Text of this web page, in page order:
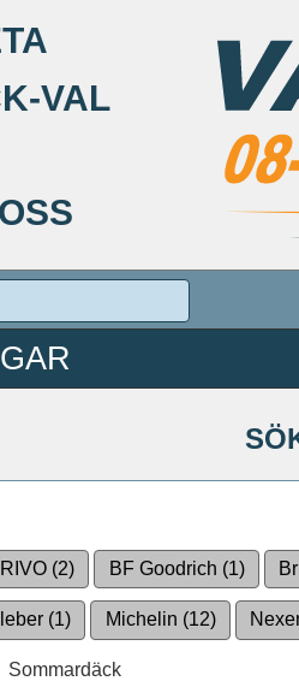
VAL
(2) BF Goodrich (1)
(1) Michelin (12)
Sommardäck